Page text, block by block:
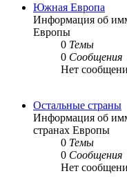
Южная Европа
Информация об
Европы
0 Темы
0 Сообщения
Нет
Остальные страны
Информация об
странах Европы
0 Темы
0 Сообщения
Нет